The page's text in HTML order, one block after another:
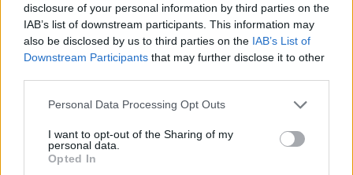
disclosure of your personal information by third parties on the
IAB’s list of downstream participants. This information may
also be disclosed by us to third parties on the IAB’s List of
Downstream Participants that may further disclose it to other
Personal Data Processing Opt Outs
I want to opt-out of the Sharing of my
personal data.
Opted In
4
UUTISET